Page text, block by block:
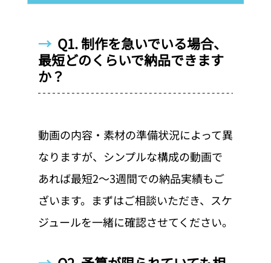
→ Q1. 制作を急いでいる場合、
最短どのくらいで納品できます
か？
動画の内容・素材の準備状況によって異
なりますが、シンプルな構成の動画で
あれば最短2〜3週間での納品実績もご
ざいます。まずはご相談いただき、スケ
ジュールを一緒に確認させてください。